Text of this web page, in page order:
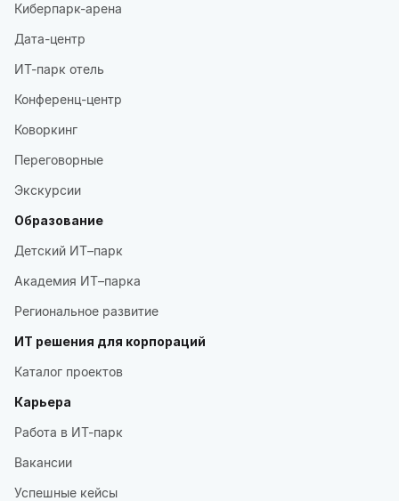
Киберпарк-арена
Дата-центр
ИТ-парк отель
Конференц-центр
Коворкинг
Переговорные
Экскурсии
Образование
Детский ИТ–парк
Академия ИТ–парка
Региональное развитие
ИТ решения для корпораций
Каталог проектов
Карьера
Работа в ИТ-парк
Вакансии
Успешные кейсы